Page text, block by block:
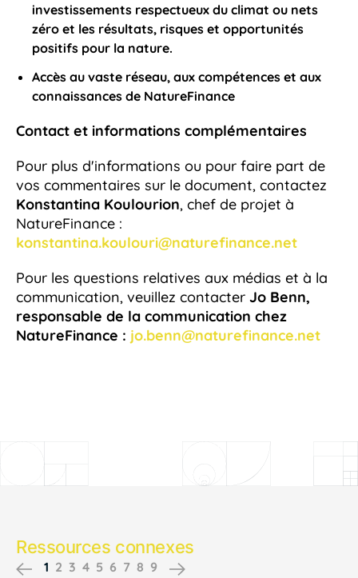
investissements respectueux du climat ou nets
zéro et les résultats, risques et opportunités
positifs pour la nature.
Accès au vaste réseau, aux compétences et aux
connaissances de NatureFinance
Contact et informations complémentaires
Pour plus d'informations ou pour faire part de
vos commentaires sur le document, contactez
Konstantina Koulourion, chef de projet à
NatureFinance :
konstantina.koulouri@naturefinance.net
Pour les questions relatives aux médias et à la
communication, veuillez contacter Jo Benn,
responsable de la communication chez
NatureFinance : jo.benn@naturefinance.net
Ressources connexes
Previous
1 2 3 4 5 6 7 8 9